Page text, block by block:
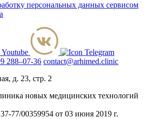
персональных данных сервисом
288–07-36 contact@arhimed.clinic
д. 23, стр. 2
новых медицинских технологий
77/00359954 от 03 июня 2019 г.